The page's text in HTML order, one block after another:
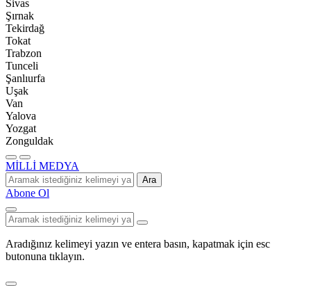
Sivas
Şırnak
Tekirdağ
Tokat
Trabzon
Tunceli
Şanlıurfa
Uşak
Van
Yalova
Yozgat
Zonguldak
MİLLİ MEDYA
Ara
Abone Ol
Aradığınız kelimeyi yazın ve entera basın, kapatmak için esc
butonuna tıklayın.